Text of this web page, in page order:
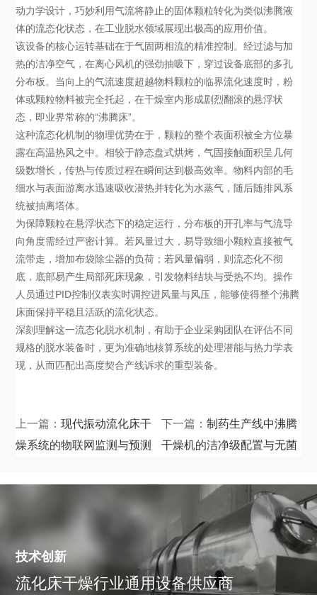
动力学设计，巧妙利用气流将静止的固体颗粒转化为类似沸腾液
体的流态化状态，在工业脱水领域展现出极高的应用价值。
该设备的核心运转基础在于气固两相流的精准控制。经过滤与加
热的洁净空气，在离心风机的强劲抽吸下，穿过设备底部的多孔
分布板。当向上的气流速度超越物料颗粒的临界流化速度时，粉
体或颗粒物料被完全托起，在干燥室内形成剧烈翻滚的悬浮状
态，即业界常称的“沸腾床”。
这种流态化机制的物理优势在于，颗粒的整个表面积被全方位暴
露在高温热风之中。相较于静态盘式烘烤，气固接触面积呈几何
级数增长，传热与传质过程在瞬间达到极高效率。物料内部的毛
细水与表面游离水迅速吸收潜热并转化为水蒸气，随后随排风系
统被抽离塔体。
为保障颗粒在悬浮状态下的稳定运行，分布板的开孔率与气流导
向角度需经过严密计算。若风量过大，易导致细小颗粒直接被气
流带走，增加布袋除尘器的负荷；若风量偏弱，则流态化不彻
底，底部易产生局部死床现象，引发物料结块与受热不均。操作
人员通过PID控制仪表实时调控进风量与风压，能够使得整个沸腾
床面保持平稳且活跃的流化状态。
深刻理解这一流态化脱水机制，有助于企业采购团队在评估不同
规格的脱水装备时，更为准确地核算系统的处理潜能与热力学表
现，从而匹配出高度契合产线诉求的重型装备。
上一篇：现代振动流化床干
燥系统的物联网监测与预测
下一篇： 制药生产线中沸腾
干燥机的洁净级配置与无菌
技术创新
流化床干燥行业通用设备供应商